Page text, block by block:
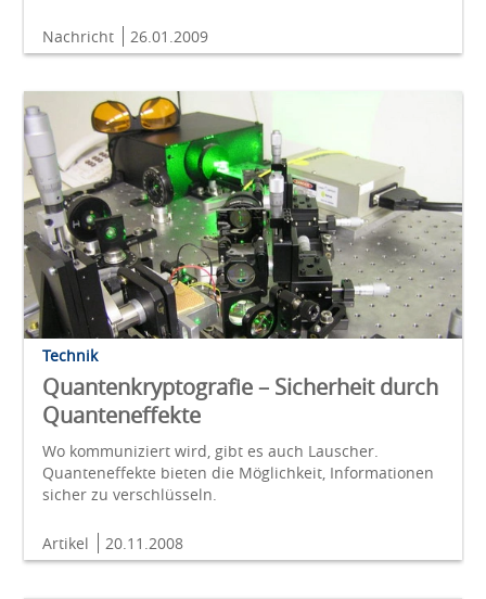
Nachricht 26.01.2009
Technik
Quantenkryptografie – Sicherheit durch
Quanteneffekte
Wo kommuniziert wird, gibt es auch Lauscher.
Quanteneffekte bieten die Möglichkeit, Informationen
sicher zu verschlüsseln.
Artikel 20.11.2008